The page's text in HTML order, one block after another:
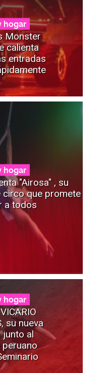
hogar
Monster
calienta
entradas
hogar
"Airosa" , su
circo que promete
a todos
hogar
su nueva
junto al